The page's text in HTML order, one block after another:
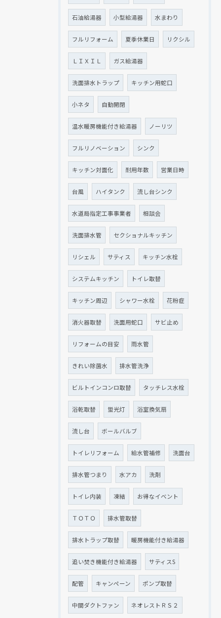
石油給湯器 小型給湯器 水まわり
フルリフォーム 夏季休業日 リクシル
ＬＩＸＩＬ ガス給湯器
洗面排水トラップ キッチン用蛇口
小ネタ 自動開閉
温水暖房機能付き給湯器 ノーリツ
フルリノベーション シンク
キッチン対面化 耐用年数 営業日時
台風 ハイタンク 流し台シンク
水道局指定工事事業者 相談会
洗面排水管 セクショナルキッチン
リシェル サティス キッチン水栓
システムキッチン トイレ取替
キッチン周辺 シャワー水栓 花粉症
消火器取替 洗面用蛇口 サビ止め
リフォームの目安 雨水管
きれい除菌水 排水管洗浄
ビルトインコンロ取替 タッチレス水栓
浴乾取替 蛍光灯 浴室換気扇
流し台 ボールバルブ
トイレリフォーム 給水管補修 洗面台
排水管つまり 水アカ 洗剤
トイレ内装 凍結 お得なイベント
ＴＯＴＯ 排水管取替
排水トラップ取替 暖房機能付き給湯器
追い焚き機能付き給湯器 サティスS
配管 キャンペーン ポンプ取替
中間ダクトファン ネオレストＲＳ２